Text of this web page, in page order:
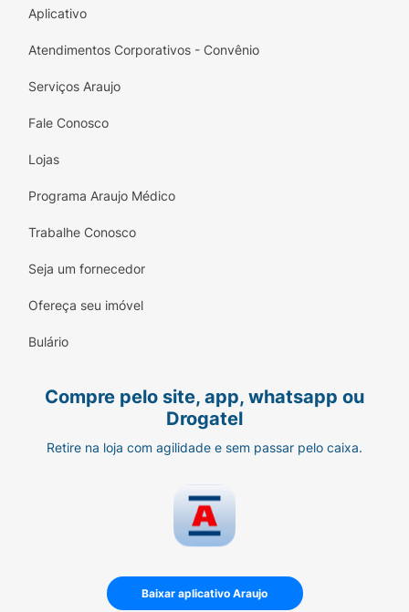
Aplicativo
Atendimentos Corporativos - Convênio
Serviços Araujo
Fale Conosco
Lojas
Programa Araujo Médico
Trabalhe Conosco
Seja um fornecedor
Ofereça seu imóvel
Bulário
Compre pelo site, app, whatsapp ou
Drogatel
Retire na loja com agilidade e sem passar pelo caixa.
Baixar aplicativo Araujo